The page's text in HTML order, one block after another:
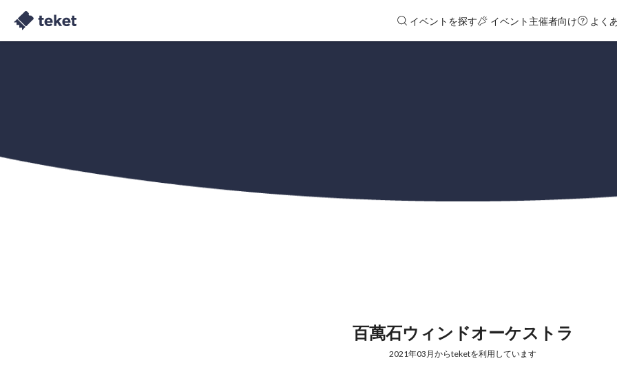
イベントを探す イベント主催者向け よく
百萬石ウィンドオーケストラ
2021年03月からteketを利用しています